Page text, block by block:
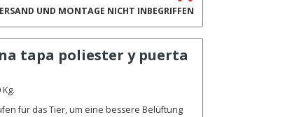
UND MONTAGE NICHT INBEGRIFFEN
tapa poliester y puerta
für das Tier, um eine bessere Belüftung